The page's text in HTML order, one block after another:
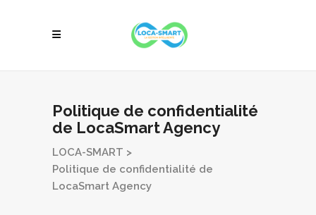
Politique de confidentialité
de LocaSmart Agency
LOCA-SMART >
Politique de confidentialité de
LocaSmart Agency